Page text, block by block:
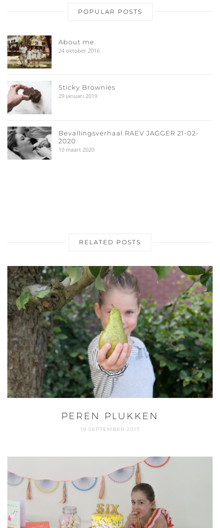
POPULAR POSTS
About me
24 oktober 2016
Sticky Brownies
29 januari 2019
Bevallingsverhaal RAEV JAGGER 21-02-
2020
10 maart 2020
RELATED POSTS
PEREN PLUKKEN
19 SEPTEMBER 2017